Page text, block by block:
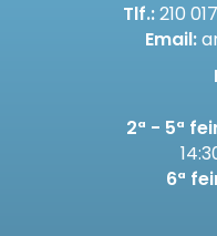
Tlf.:210
Email:
2ª - 5ª
6ª